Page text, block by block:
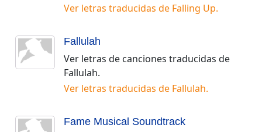
Ver letras traducidas de Falling Up.
Fallulah
Ver letras de canciones traducidas de
Fallulah.
Ver letras traducidas de Fallulah.
Fame Musical Soundtrack